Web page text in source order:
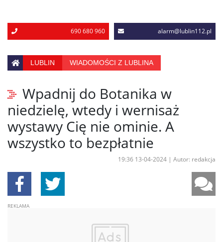
690 680 960 alarm@lublin112.pl
LUBLIN WIADOMOŚCI Z LUBLINA
Wpadnij do Botanika w
niedzielę, wtedy i wernisaż
wystawy Cię nie ominie. A
wszystko to bezpłatnie
19:36 13-04-2024 | Autor: redakcja